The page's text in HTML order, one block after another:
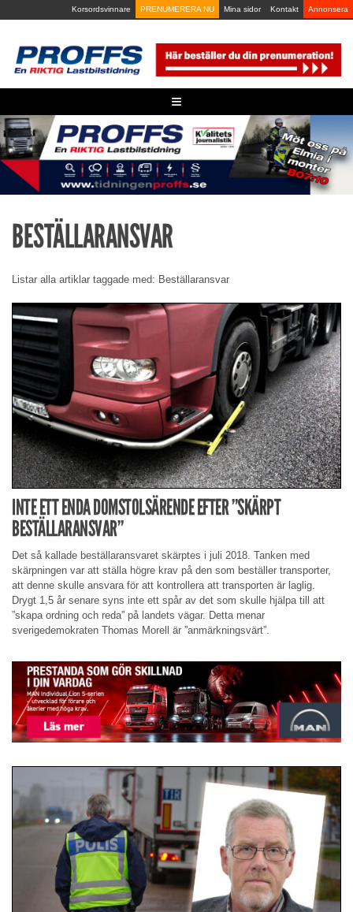
to
Korsordsvinnare PRENUMERERA NU Mina sidor Kontakt Annonsera
≡
BESTÄLLARANSVAR
Listar alla artiklar taggade med: Beställaransvar
INTE ETT ENDA DOMSTOLSÄRENDE EFTER ”SKÄRPT
BESTÄLLARANSVAR”
Det så kallade beställaransvaret skärptes i juli 2018. Tanken med
skärpningen var att ställa högre krav på den som beställer transporter,
att denne skulle ansvara för att kontrollera att transporten är laglig.
Drygt 1,5 år senare syns inte ett spår av det som skulle hjälpa till att
”skapa ordning och reda” på landets vägar. Detta menar
sverigedemokraten Thomas Morell är ”anmärkningsvärt”.